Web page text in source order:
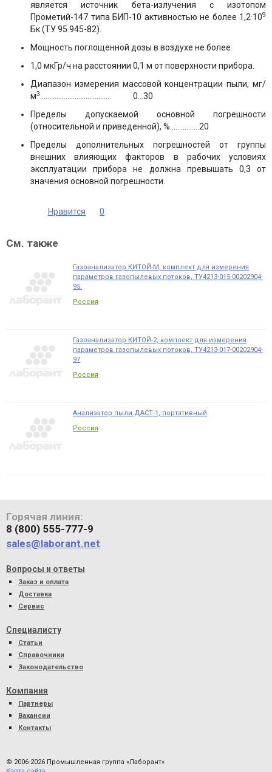
является источник бета-излучения с изотопом
Прометий-147 типа БИП-10 активностью не более 1,2·109
Бк (ТУ 95.945-82).
Мощность поглощенной дозы в воздухе не более
1,0 мкГр/ч на расстоянии 0,1 м от поверхности прибора.
Диапазон измерения массовой концентрации пыли, мг/
м3………………………………… 0…30
Пределы допускаемой основной погрешности
(относительной и приведенной), %…………....20
Пределы дополнительных погрешностей от группы
внешних влияющих факторов в рабочих условиях
эксплуатации прибора не должна превышать 0,3 от
значения основной погрешности.
Нравится 0
См. также
Газоанализатор КИТОЙ-М, комплект для измерения
параметров газопылевых потоков, ТУ4213-015-00202904-
95.
Россия
Газоанализатор КИТОЙ-2, комплект для измерения
параметров газопылевых потоков, ТУ4213-017-00202904-
97
Россия
Анализатор пыли ДАСТ-1, портативный
Россия
Горячая линия:
8 (800) 555-777-9
sales@laborant.net
Вопросы и ответы
Заказ и оплата
Доставка
Сервис
Специалисту
Статьи
Справочники
Законодательство
Компания
Партнеры
Вакансии
Контакты
© 2006-2026 Промышленная группа «Лаборант»